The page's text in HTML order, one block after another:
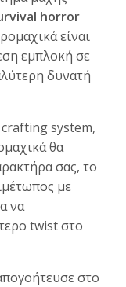
horror
είναι
εμπλοκή σε
δυνατή
system,
θα
σας, το
με
να
twist στο
στο